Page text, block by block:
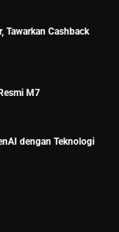
Tawarkan Cashback
M7
dengan Teknologi